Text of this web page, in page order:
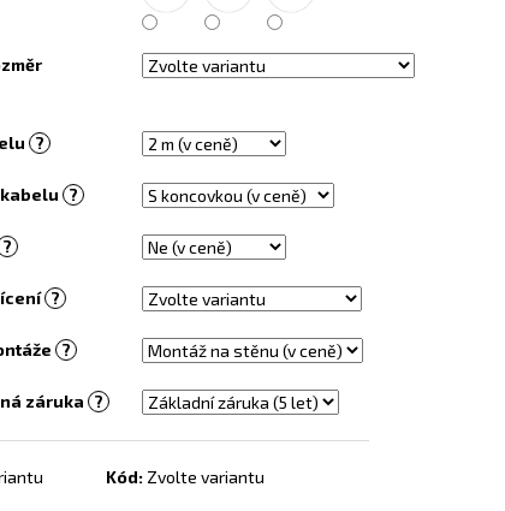
?
?
?
?
?
záruka ?
Kód: Zvolte variantu
OBRAZEM - 138